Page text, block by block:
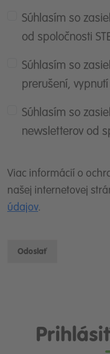
Súhlasím so
od spoločnosti
Súhlasím so
prerušení,
Súhlasím so
newsletterov od
Viac informácií o
našej internetovej
údajov.
Odoslať